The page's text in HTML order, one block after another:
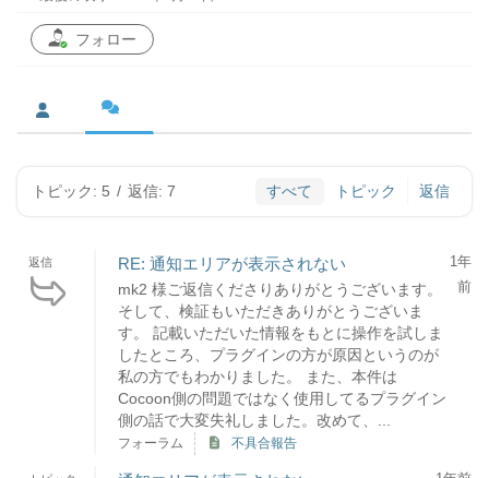
フォロー
トピック: 5 / 返信: 7 すべて トピック 返信
返信 RE: 通知エリアが表示されない
mk2 様ご返信くださりありがとうございます。
そして、検証もいただきありがとうございま
す。 記載いただいた情報をもとに操作を試しま
したところ、プラグインの方が原因というのが
私の方でもわかりました。 また、本件は
Cocoon側の問題ではなく使用してるプラグイン
側の話で大変失礼しました。改めて、...
1年
前
フォーラム 不具合報告